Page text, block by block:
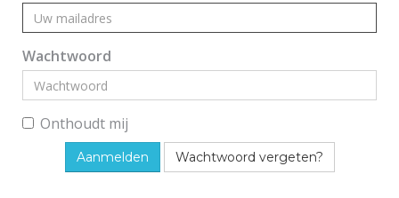
Wachtwoord
Onthoudt mij
Wachtwoord vergeten?